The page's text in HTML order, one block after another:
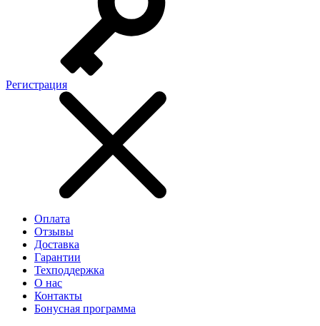
Регистрация
Оплата
Отзывы
Доставка
Гарантии
Техподдержка
О нас
Контакты
Бонусная программа